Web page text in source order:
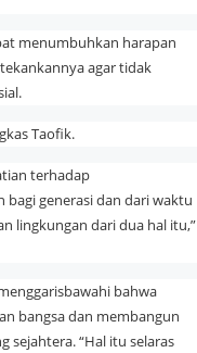
menumbuhkan harapan
agar tidak
Taofik.
terhadap
generasi dan dari waktu
lingkungan dari dua hal itu,”
bahwa
bangsa dan membangun
sejahtera. “Hal itu selaras